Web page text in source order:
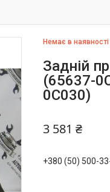
Немає в наявності
Задній
(65637-
0C030)
3 581 ₴
+380 (50) 500-